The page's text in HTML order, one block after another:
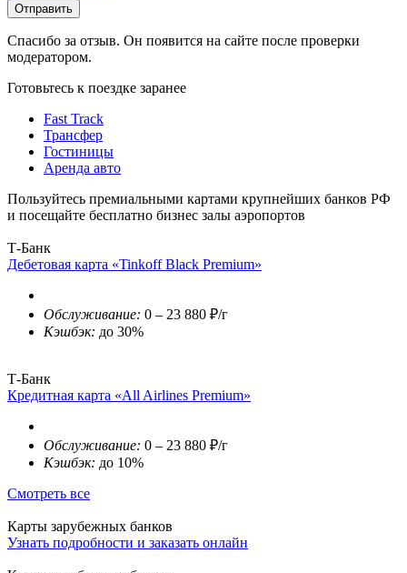
Отправить
Спасибо за отзыв. Он появится на сайте после проверки
модератором.
Готовьтесь к поездке заранее
Fast Track
Трансфер
Гостиницы
Аренда авто
Пользуйтесь премиальными картами крупнейших банков РФ
и посещайте бесплатно бизнес залы аэропортов
Т-Банк
Дебетовая карта «Tinkoff Black Premium»
Обслуживание: 0 – 23 880 ₽/г
Кэшбэк: до 30%
Т-Банк
Кредитная карта «All Airlines Premium»
Обслуживание: 0 – 23 880 ₽/г
Кэшбэк: до 10%
Смотреть все
Карты зарубежных банков
Узнать подробности и заказать онлайн